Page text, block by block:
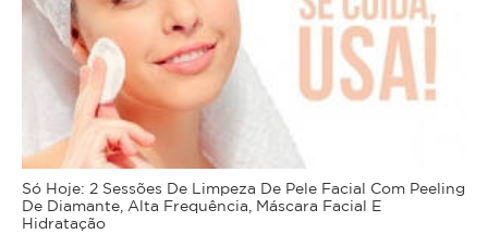
Só Hoje: 2 Sessões De Limpeza De Pele Facial Com Peeling
De Diamante, Alta Frequência, Máscara Facial E
Hidratação